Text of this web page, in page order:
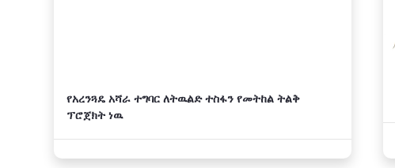
የአረንጓዴ አሻራ ተግባር ለትዉልድ ተስፋን የመትከል ትልቅ
ፕሮጀክት ነዉ